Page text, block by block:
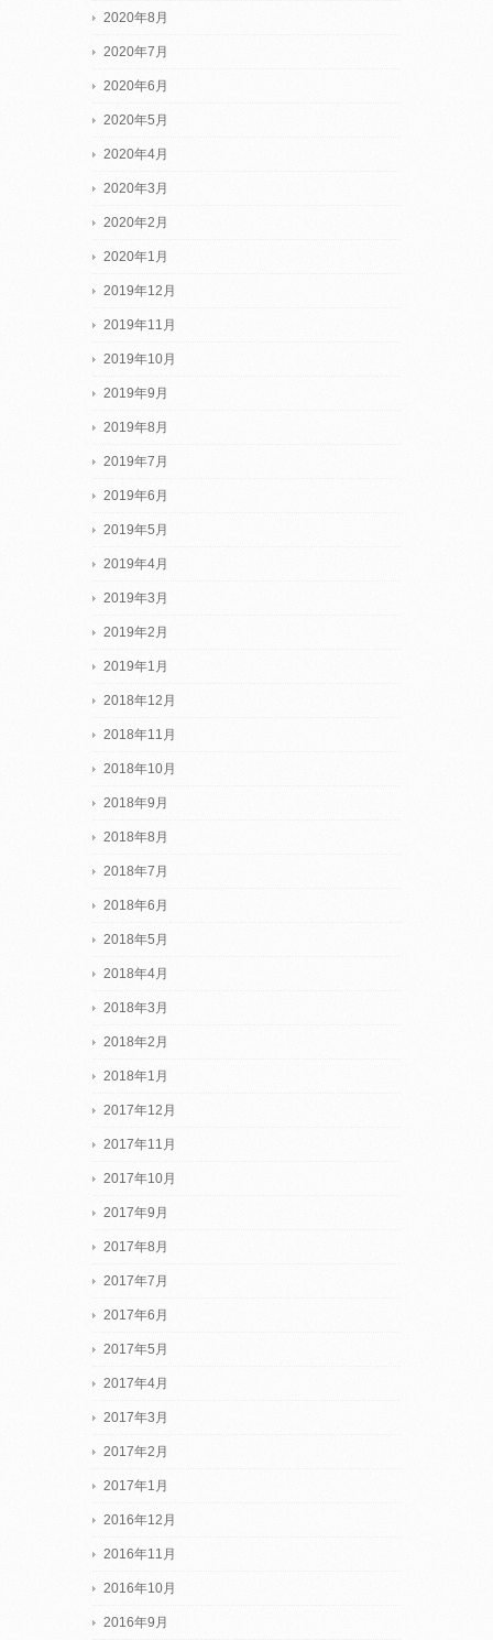
2020年8月
2020年7月
2020年6月
2020年5月
2020年4月
2020年3月
2020年2月
2020年1月
2019年12月
2019年11月
2019年10月
2019年9月
2019年8月
2019年7月
2019年6月
2019年5月
2019年4月
2019年3月
2019年2月
2019年1月
2018年12月
2018年11月
2018年10月
2018年9月
2018年8月
2018年7月
2018年6月
2018年5月
2018年4月
2018年3月
2018年2月
2018年1月
2017年12月
2017年11月
2017年10月
2017年9月
2017年8月
2017年7月
2017年6月
2017年5月
2017年4月
2017年3月
2017年2月
2017年1月
2016年12月
2016年11月
2016年10月
2016年9月